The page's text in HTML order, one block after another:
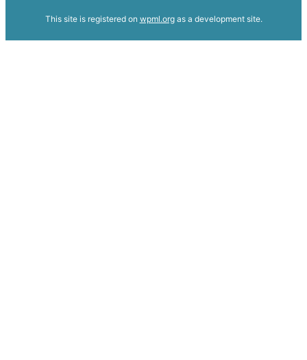
This site is registered on wpml.orgas a development site.